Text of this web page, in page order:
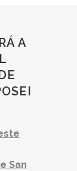
A
San